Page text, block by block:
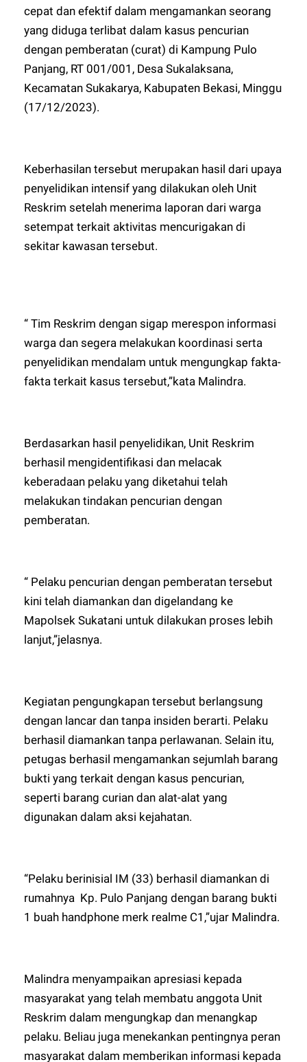
cepat dan efektif dalam mengamankan seorang
yang diduga terlibat dalam kasus pencurian
dengan pemberatan (curat) di Kampung Pulo
Panjang, RT 001/001, Desa Sukalaksana,
Kecamatan Sukakarya, Kabupaten Bekasi, Minggu
(17/12/2023).
Keberhasilan tersebut merupakan hasil dari upaya
penyelidikan intensif yang dilakukan oleh Unit
Reskrim setelah menerima laporan dari warga
setempat terkait aktivitas mencurigakan di
sekitar kawasan tersebut.
“ Tim Reskrim dengan sigap merespon informasi
warga dan segera melakukan koordinasi serta
penyelidikan mendalam untuk mengungkap fakta-
fakta terkait kasus tersebut,”kata Malindra.
Berdasarkan hasil penyelidikan, Unit Reskrim
berhasil mengidentifikasi dan melacak
keberadaan pelaku yang diketahui telah
melakukan tindakan pencurian dengan
pemberatan.
“ Pelaku pencurian dengan pemberatan tersebut
kini telah diamankan dan digelandang ke
Mapolsek Sukatani untuk dilakukan proses lebih
lanjut,”jelasnya.
Kegiatan pengungkapan tersebut berlangsung
dengan lancar dan tanpa insiden berarti. Pelaku
berhasil diamankan tanpa perlawanan. Selain itu,
petugas berhasil mengamankan sejumlah barang
bukti yang terkait dengan kasus pencurian,
seperti barang curian dan alat-alat yang
digunakan dalam aksi kejahatan.
“Pelaku berinisial IM (33) berhasil diamankan di
rumahnya Kp. Pulo Panjang dengan barang bukti
1 buah handphone merk realme C1,”ujar Malindra.
Malindra menyampaikan apresiasi kepada
masyarakat yang telah membatu anggota Unit
Reskrim dalam mengungkap dan menangkap
pelaku. Beliau juga menekankan pentingnya peran
masyarakat dalam memberikan informasi kepada